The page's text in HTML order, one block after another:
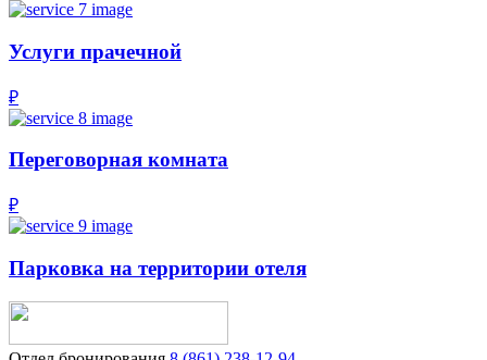
Услуги прачечной
₽
Переговорная комната
₽
Парковка на территории отеля